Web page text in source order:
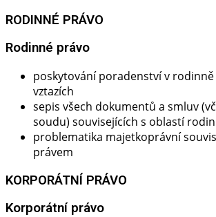
RODINNÉ PRÁVO
Rodinné právo​
poskytování poradenství v
vztazích
sepis všech dokumentů a smluv
soudu) souvisejících s oblastí
problematika majetkoprávní
právem
KORPORÁTNÍ PRÁVO
Korporátní právo​